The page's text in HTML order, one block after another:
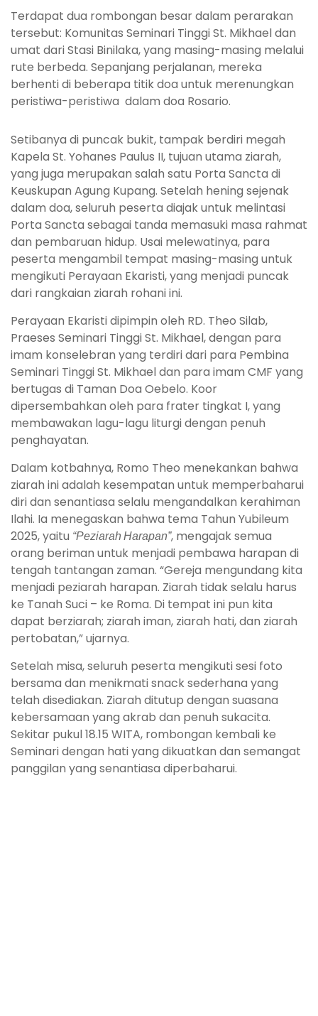
Terdapat dua rombongan besar dalam perarakan
tersebut: Komunitas Seminari Tinggi St. Mikhael dan
umat dari Stasi Binilaka, yang masing-masing melalui
rute berbeda. Sepanjang perjalanan, mereka
berhenti di beberapa titik doa untuk merenungkan
peristiwa-peristiwa dalam doa Rosario.
Setibanya di puncak bukit, tampak berdiri megah
Kapela St. Yohanes Paulus II, tujuan utama ziarah,
yang juga merupakan salah satu Porta Sancta di
Keuskupan Agung Kupang. Setelah hening sejenak
dalam doa, seluruh peserta diajak untuk melintasi
Porta Sancta sebagai tanda memasuki masa rahmat
dan pembaruan hidup. Usai melewatinya, para
peserta mengambil tempat masing-masing untuk
mengikuti Perayaan Ekaristi, yang menjadi puncak
dari rangkaian ziarah rohani ini.
Perayaan Ekaristi dipimpin oleh RD. Theo Silab,
Praeses Seminari Tinggi St. Mikhael, dengan para
imam konselebran yang terdiri dari para Pembina
Seminari Tinggi St. Mikhael dan para imam CMF yang
bertugas di Taman Doa Oebelo. Koor
dipersembahkan oleh para frater tingkat I, yang
membawakan lagu-lagu liturgi dengan penuh
penghayatan.
Dalam kotbahnya, Romo Theo menekankan bahwa
ziarah ini adalah kesempatan untuk memperbaharui
diri dan senantiasa selalu mengandalkan kerahiman
Ilahi. Ia menegaskan bahwa tema Tahun Yubileum
2025, yaitu “Peziarah Harapan”, mengajak semua
orang beriman untuk menjadi pembawa harapan di
tengah tantangan zaman. “Gereja mengundang kita
menjadi peziarah harapan. Ziarah tidak selalu harus
ke Tanah Suci – ke Roma. Di tempat ini pun kita
dapat berziarah; ziarah iman, ziarah hati, dan ziarah
pertobatan,” ujarnya.
Setelah misa, seluruh peserta mengikuti sesi foto
bersama dan menikmati snack sederhana yang
telah disediakan. Ziarah ditutup dengan suasana
kebersamaan yang akrab dan penuh sukacita.
Sekitar pukul 18.15 WITA, rombongan kembali ke
Seminari dengan hati yang dikuatkan dan semangat
panggilan yang senantiasa diperbaharui.